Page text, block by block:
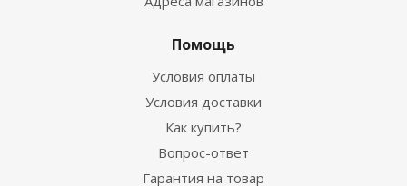
Помощь
Условия оплаты
Условия доставки
Как купить?
Вопрос-ответ
Гарантия на товар